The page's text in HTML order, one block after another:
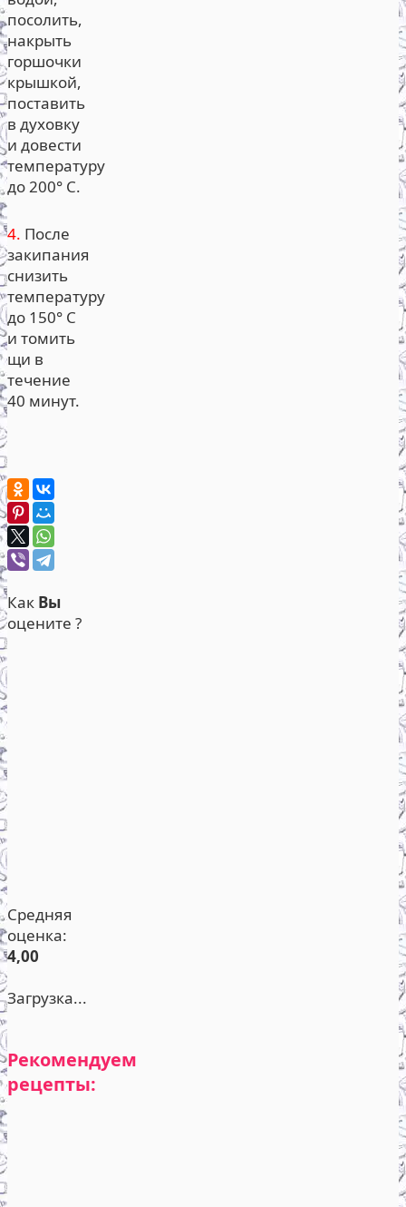
посолить,
накрыть
горшочки
крышкой,
поставить
в духовку
и довести
температуру
до 200° С.
4. После
закипания
снизить
температуру
до 150° С
и томить
щи в
течение
40 минут.
Как Вы
оцените ?
Средняя
оценка:
4,00
Загрузка...
Рекомендуем
рецепты: